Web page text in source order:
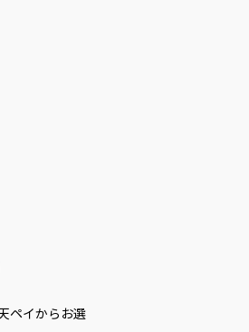
ペイからお選